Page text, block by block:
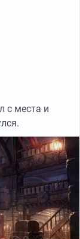
с места и